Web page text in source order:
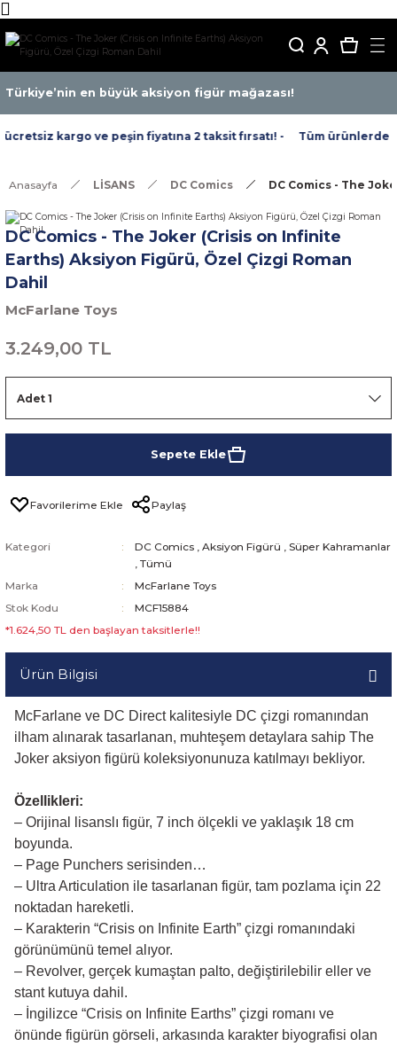
Türkiye’nin en büyük aksiyon figür mağazası!
kargo ve peşin fiyatına 2 taksit fırsatı! - Tüm ürünlerde
Anasayfa LİSANS DC Comics DC Comics - The
DC Comics - The Joker (Crisis on Infinite
Earths) Aksiyon Figürü, Özel Çizgi Roman
Dahil
McFarlane Toys
3.249,00 TL
Sepete Ekle
Paylaş
Kategori DC Comics , Aksiyon Figürü , Süper Kahramanlar
, Tümü
Marka
McFarlane Toys
Stok Kodu
MCF15884
*1.624,50 TL den başlayan taksitlerle!!
Ürün Bilgisi
McFarlane ve DC Direct kalitesiyle DC çizgi romanından
ilham alınarak tasarlanan, muhteşem detaylara sahip The
Joker aksiyon figürü koleksiyonunuza katılmayı bekliyor.
Özellikleri:
– Orijinal lisanslı figür, 7 inch ölçekli ve yaklaşık 18 cm
boyunda.
– Page Punchers serisinden…
– Ultra Articulation ile tasarlanan figür, tam pozlama için 22
noktadan hareketli.
– Karakterin “Crisis on Infinite Earth” çizgi romanındaki
görünümünü temel alıyor.
– Revolver, gerçek kumaştan palto, değiştirilebilir eller ve
stant kutuya dahil.
– İngilizce “Crisis on Infinite Earths” çizgi romanı ve
önünde figürün görseli, arkasında karakter biyografisi olan